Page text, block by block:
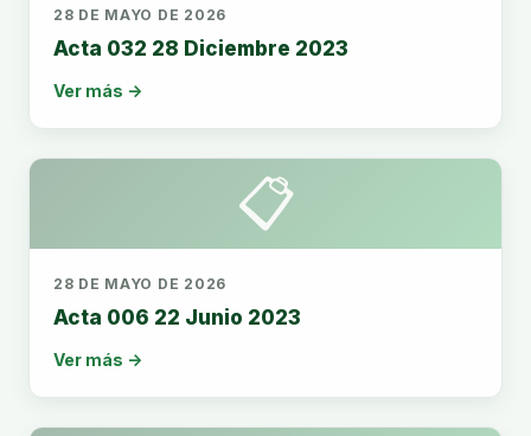
28 DE MAYO DE 2026
Acta 032 28 Diciembre 2023
Ver más →
📋
28 DE MAYO DE 2026
Acta 006 22 Junio 2023
Ver más →